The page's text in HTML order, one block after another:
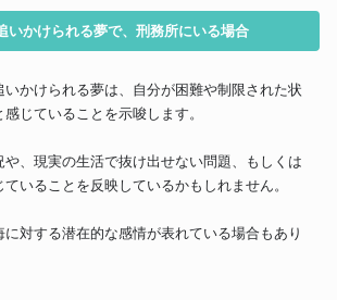
いかけられる夢で、刑務所にいる場合
かけられる夢は、自分が困難や制限された状
じていることを示唆します。
や、現実の生活で抜け出せない問題、もしくは
いることを反映しているかもしれません。
に対する潜在的な感情が表れている場合もあり